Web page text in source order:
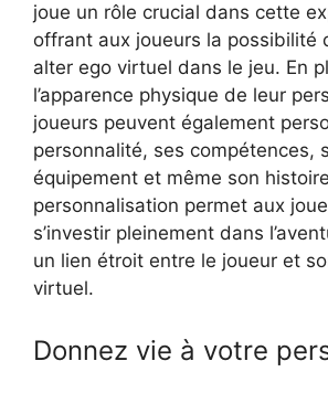
joue un rôle crucial dans cette
offrant aux joueurs la possibilité
alter ego virtuel dans le jeu. En
l’apparence physique de leur
joueurs peuvent également
personnalité, ses compétences,
équipement et même son
personnalisation permet aux
s’investir pleinement dans
un lien étroit entre le joueur et
virtuel.
Donnez vie à votre